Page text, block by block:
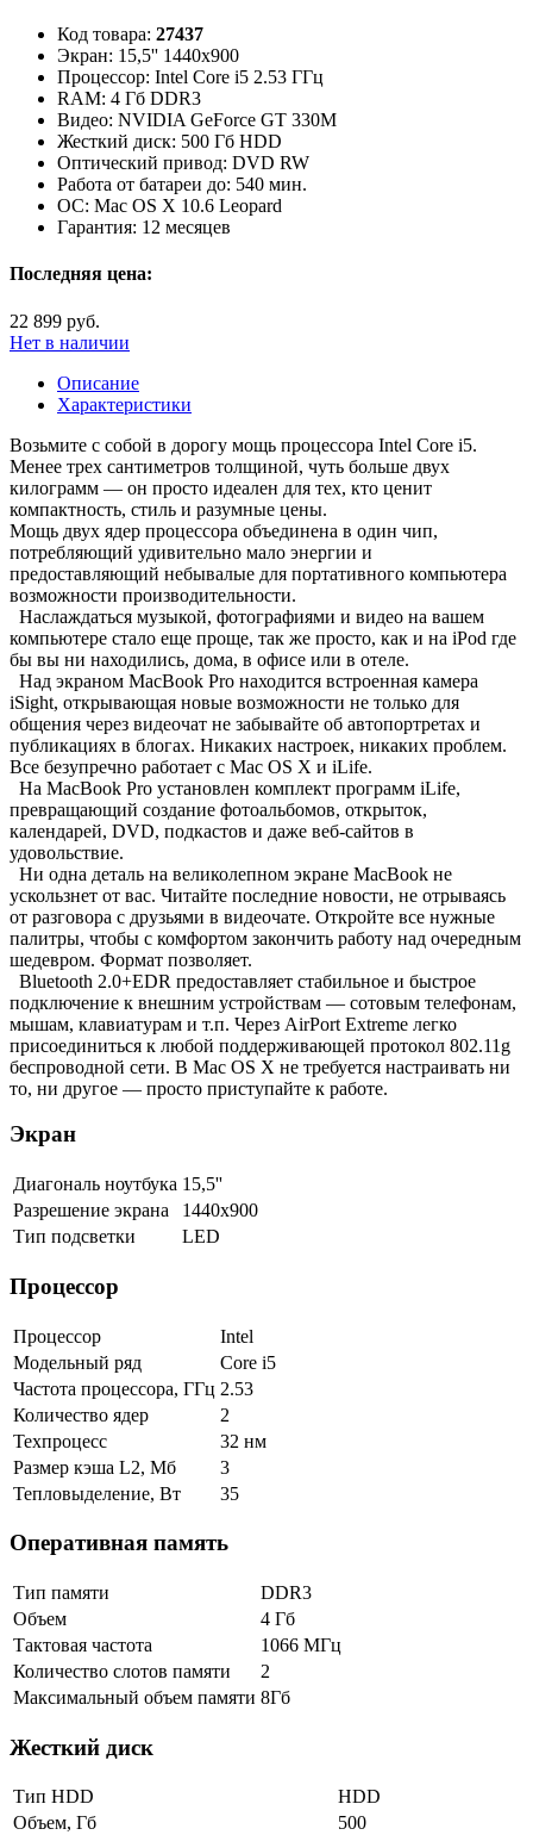
Код товара: 27437
Экран: 15,5'' 1440x900
Процессор: Intel Core i5 2.53 ГГц
RAM: 4 Гб DDR3
Видео: NVIDIA GeForce GT 330M
Жесткий диск: 500 Гб HDD
Оптический привод: DVD RW
Работа от батареи до: 540 мин.
ОС: Mac OS X 10.6 Leopard
Гарантия: 12 месяцев
Последняя цена:
22 899 руб.
Нет в наличии
Описание
Характеристики
Возьмите с собой в дорогу мощь процессора Intel Core i5.
Менее трех сантиметров толщиной, чуть больше двух
килограмм — он просто идеален для тех, кто ценит
компактность, стиль и разумные цены.
Мощь двух ядер процессора объединена в один чип,
потребляющий удивительно мало энергии и
предоставляющий небывалые для портативного компьютера
возможности производительности.
Наслаждаться музыкой, фотографиями и видео на вашем
компьютере стало еще проще, так же просто, как и на iPod где
бы вы ни находились, дома, в офисе или в отеле.
Над экраном MacBook Pro находится встроенная камера
iSight, открывающая новые возможности не только для
общения через видеочат не забывайте об автопортретах и
публикациях в блогах. Никаких настроек, никаких проблем.
Все безупречно работает с Mac OS X и iLife.
На MacBook Pro установлен комплект программ iLife,
превращающий создание фотоальбомов, открыток,
календарей, DVD, подкастов и даже веб-сайтов в
удовольствие.
Ни одна деталь на великолепном экране MacBook не
ускользнет от вас. Читайте последние новости, не отрываясь
от разговора с друзьями в видеочате. Откройте все нужные
палитры, чтобы с комфортом закончить работу над очередным
шедевром. Формат позволяет.
Bluetooth 2.0+EDR предоставляет стабильное и быстрое
подключение к внешним устройствам — сотовым телефонам,
мышам, клавиатурам и т.п. Через AirPort Extreme легко
присоединиться к любой поддерживающей протокол 802.11g
беспроводной сети. В Mac OS X не требуется настраивать ни
то, ни другое — просто приступайте к работе.
Экран
Диагональ ноутбука 15,5''
Разрешение экрана
1440x900
Тип подсветки
LED
Процессор
Процессор
Intel
Модельный ряд
Core i5
Частота процессора, ГГц 2.53
Количество ядер
2
Техпроцесс
32 нм
Размер кэша L2, Мб
3
Тепловыделение, Вт
35
Оперативная память
Тип памяти
DDR3
Объем
4 Гб
Тактовая частота
1066 МГц
Количество слотов памяти
2
Максимальный объем памяти 8Гб
Жесткий диск
Тип HDD
HDD
Объем, Гб
500